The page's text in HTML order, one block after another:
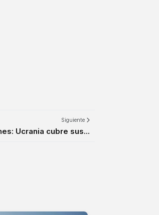
Siguiente
Ucrania cubre sus...